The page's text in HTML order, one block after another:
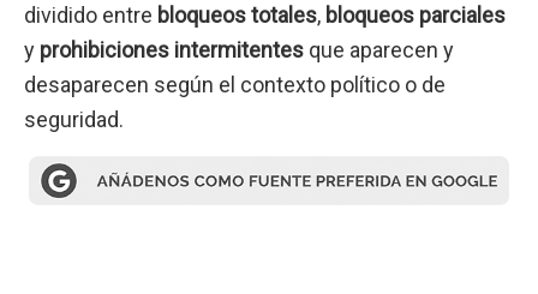
dividido entre bloqueos totales, bloqueos parciales
y prohibiciones intermitentes que aparecen y
desaparecen según el contexto político o de
seguridad.